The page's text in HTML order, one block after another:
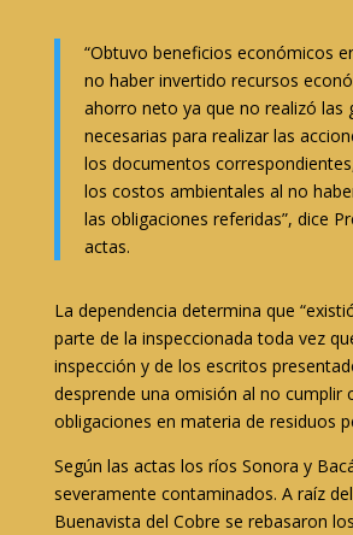
“Obtuvo beneficios económicos
no haber invertido recursos
ahorro neto ya que no realizó las
necesarias para realizar las
los documentos
los costos ambientales al no
las obligaciones referidas”, dice
actas.
La dependencia determina que
parte de la inspeccionada toda vez
inspección y de los escritos
desprende una omisión al no cumplir
obligaciones en materia de residuos
Según las actas los ríos Sonora y
severamente contaminados. A raíz
Buenavista del Cobre se rebasaron